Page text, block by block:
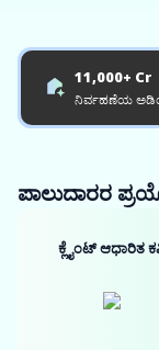
11,000+ Cr
ನಿರ್ವಹಣೆಯ
ಪಾಲುದಾರರ
ಕ್ಲೈಂಟ್ ಆಧಾರಿತ